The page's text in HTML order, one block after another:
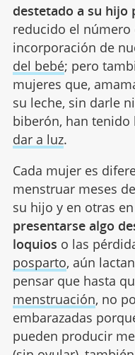
destetado a su hijo
reducido el número
incorporación de
del bebé; pero
mujeres que,
su leche, sin darle
biberón, han tenido
dar a luz.
Cada mujer es
menstruar meses
su hijo y en otras
presentarse algo
loquios o las
posparto, aún
pensar que hasta
menstruación, no
embarazadas
pueden producir